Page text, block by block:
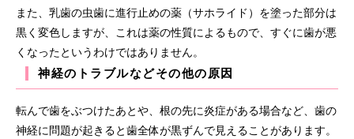
また、乳歯の虫歯に進行止めの薬（サホライド）を塗った部分は
黒く変色しますが、これは薬の性質によるもので、すぐに歯が悪
くなったというわけではありません。
神経のトラブルなどその他の原因
転んで歯をぶつけたあとや、根の先に炎症がある場合など、歯の
神経に問題が起きると歯全体が黒ずんで見えることがあります。